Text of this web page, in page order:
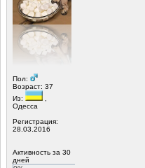
Пол:
Возраст: 37
Из:
Одесса
Регистрация:
28.03.2016
Активность за 30
дней